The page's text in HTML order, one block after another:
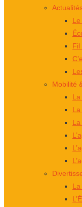
Fil
Mobilité